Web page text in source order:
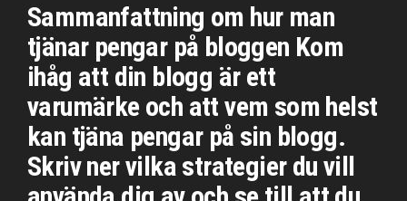
Sammanfattning om hur man
tjänar pengar på bloggen Kom
ihåg att din blogg är ett
varumärke och att vem som helst
kan tjäna pengar på sin blogg.
Skriv ner vilka strategier du vill